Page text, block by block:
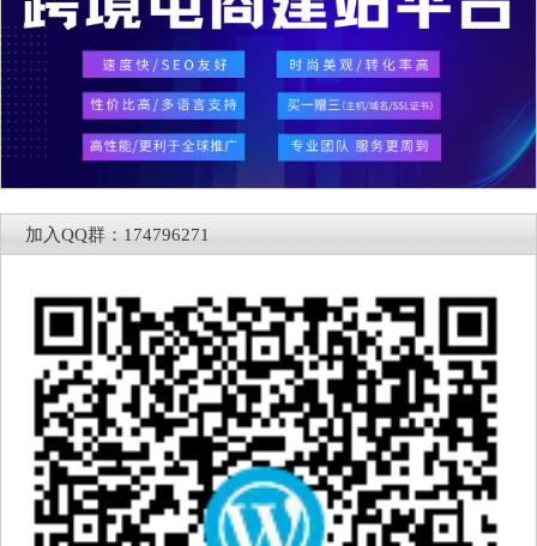
加入QQ群：174796271